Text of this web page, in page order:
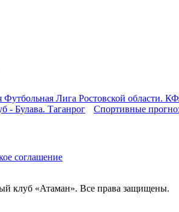
Футбольная Лига Ростовской области.
- Булава. Таганрог
Спортивные
соглашение
клуб «Атаман». Все права защищены.